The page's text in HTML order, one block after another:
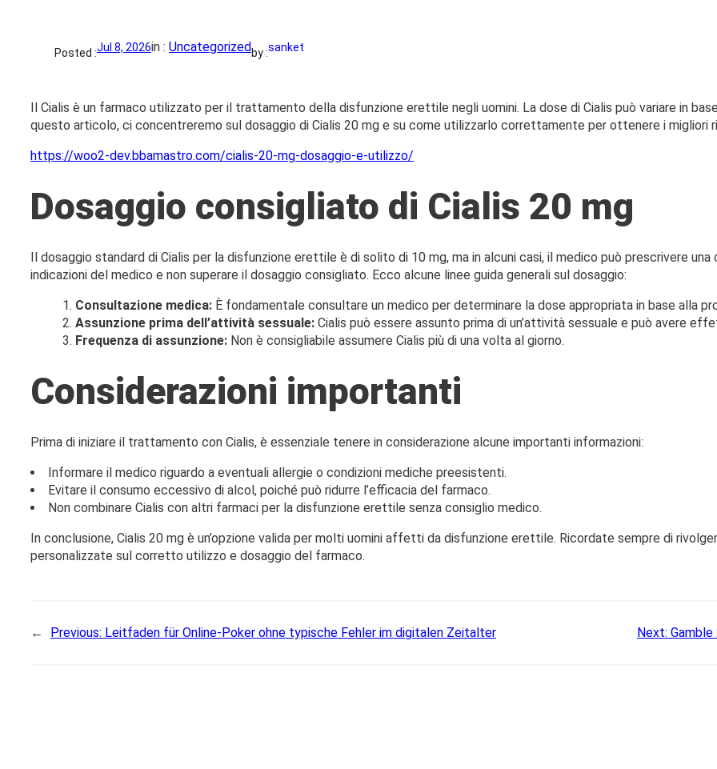
Posted :Jul 8, 2026in : Uncategorizedby :sanket
Il Cialis è un farmaco utilizzato per il trattamento della disfunzione erettile negli uomini. La dose di Cialis può variare in
questo articolo, ci concentreremo sul dosaggio di Cialis 20 mg e su come utilizzarlo correttamente per ottenere i migliori
https://woo2-dev.bbamastro.com/cialis-20-mg-dosaggio-e-utilizzo/
Dosaggio consigliato di Cialis 20 mg
Il dosaggio standard di Cialis per la disfunzione erettile è di solito di 10 mg, ma in alcuni casi, il medico può prescrivere
indicazioni del medico e non superare il dosaggio consigliato. Ecco alcune linee guida generali sul dosaggio:
Consultazione medica: È fondamentale consultare un medico per determinare la dose appropriata in base alla
Assunzione prima dell’attività sessuale: Cialis può essere assunto prima di un’attività sessuale e può avere
Frequenza di assunzione: Non è consigliabile assumere Cialis più di una volta al giorno.
Considerazioni importanti
Prima di iniziare il trattamento con Cialis, è essenziale tenere in considerazione alcune importanti informazioni:
Informare il medico riguardo a eventuali allergie o condizioni mediche preesistenti.
Evitare il consumo eccessivo di alcol, poiché può ridurre l’efficacia del farmaco.
Non combinare Cialis con altri farmaci per la disfunzione erettile senza consiglio medico.
In conclusione, Cialis 20 mg è un’opzione valida per molti uomini affetti da disfunzione erettile. Ricordate sempre di
personalizzate sul corretto utilizzo e dosaggio del farmaco.
← Previous: Leitfaden für Online-Poker ohne typische Fehler im digitalen Zeitalter Next: